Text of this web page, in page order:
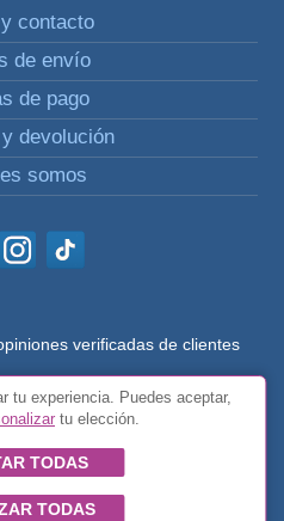
contacto
de envío
de pago
devolución
somos
verificadas de clientes
reservados Impulsivos
generales
tu experiencia. Puedes aceptar,
tu elección.
TODAS
TODAS